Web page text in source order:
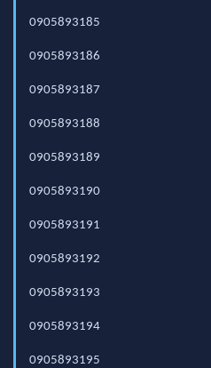
0905893185
0905893186
0905893187
0905893188
0905893189
0905893190
0905893191
0905893192
0905893193
0905893194
0905893195